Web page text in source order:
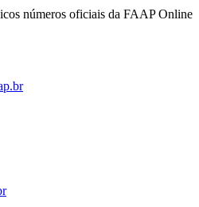
números oficiais da FAAP Online